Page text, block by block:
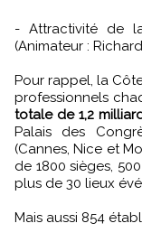
- Attractivité de
(Animateur :
Pour rappel, la
professionnels
totale de 1,2
Palais des
(Cannes, Nice et
de 1800 sièges,
plus de 30 lieux
Mais aussi 854